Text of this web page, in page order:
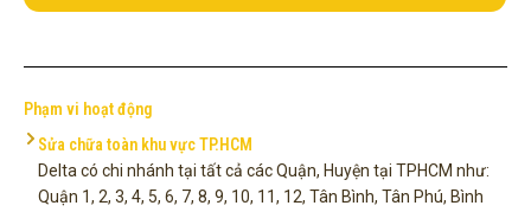
Phạm vi hoạt động
Sửa chữa toàn khu vực TP.HCM
Delta có chi nhánh tại tất cả các Quận, Huyện tại TPHCM như:
Quận 1, 2, 3, 4, 5, 6, 7, 8, 9, 10, 11, 12, Tân Bình, Tân Phú, Bình